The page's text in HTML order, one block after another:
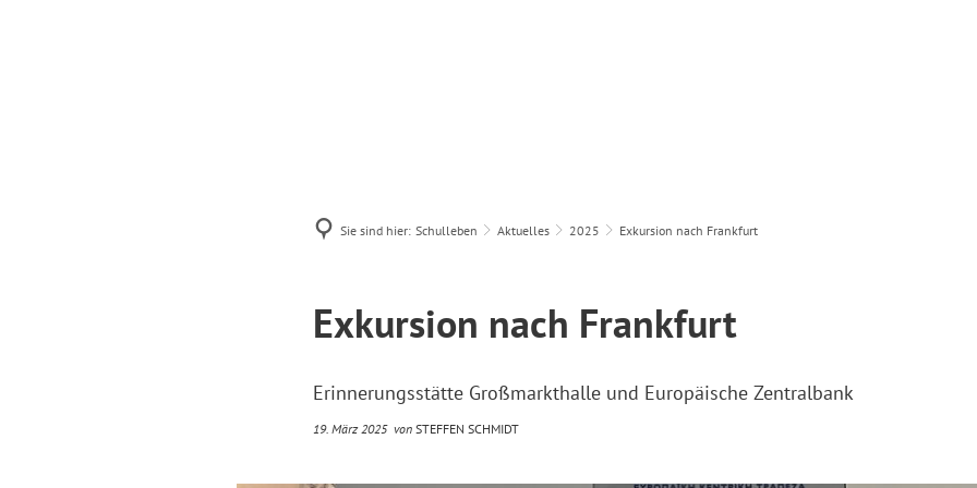
Sie sind hier: Schulleben Aktuelles 2025 Exkursion nach Frankfurt
Exkursion nach Frankfurt
Erinnerungsstätte Großmarkthalle und Europäische Zentralbank
19. März 2025 von STEFFEN SCHMIDT